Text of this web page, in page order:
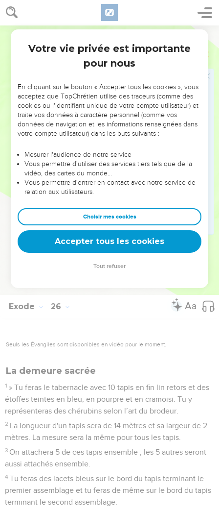
Exode 25
fleurs seront d'une seule pièce.
32 Il y aura 6 branches qui sortiront de ses côtés, 3 branches
Il y aura sur une branche 3 coupes en forme d'amande,
avec pommes et fleurs, et sur une autre branche 3 coupes en
pour les 6 branches sortant du chandelier.
Sur la tige du chandelier seront fixées 4 coupes en forme
d'amande, avec leurs pommes et leurs fleurs.
Il y aura une pomme sous 2 des branches qui sortent de la
une pomme sous 2 autres branches ; il en ira de même pour
les 6 branches sortant du chandelier.
Les pommes et les branches du chandelier seront d'une
seule pièce. Il sera tout entier en or battu, en or pur.
Tu feras ses 7 lampes. Elles seront placées sur le
chandelier de manière à éclairer en face.
Ses mouchettes et ses vases à cendre seront en or pur.
On emploiera 30 kilos d'or pur pour faire le chandelier
Exode 26
Seuls les Évangiles sont disponibles en vidéo pour le moment.
La demeure sacrée
1 » Tu feras le tabernacle avec 10 tapis en fin lin retors et des
étoffes teintes en bleu, en pourpre et en cramoisi. Tu y
représenteras des chérubins selon l’art du brodeur.
2 La longueur d'un tapis sera de 14 mètres et sa largeur de 2
mètres. La mesure sera la même pour tous les tapis.
3 On attachera 5 de ces tapis ensemble ; les 5 autres seront
aussi attachés ensemble.
4 Tu feras des lacets bleus sur le bord du tapis terminant le
premier assemblage et tu feras de même sur le bord du tapis
terminant le second assemblage.
Votre vie privée est importante
pour nous
En cliquant sur le bouton « Accepter tous les cookies », vous
acceptez que TopChrétien utilise des traceurs (comme des
cookies ou l'identifiant unique de votre compte utilisateur) et
traite vos données à caractère personnel (comme vos
données de navigation et les informations renseignées dans
votre compte utilisateur) dans les buts suivants :
Mesurer l'audience de notre service
Vous permettre d'utiliser des services tiers tels que de la
vidéo, des cartes du monde…
Vous permettre d'entrer en contact avec notre service de
relation aux utilisateurs.
Choisir mes cookies
Accepter tous les cookies
Tout refuser